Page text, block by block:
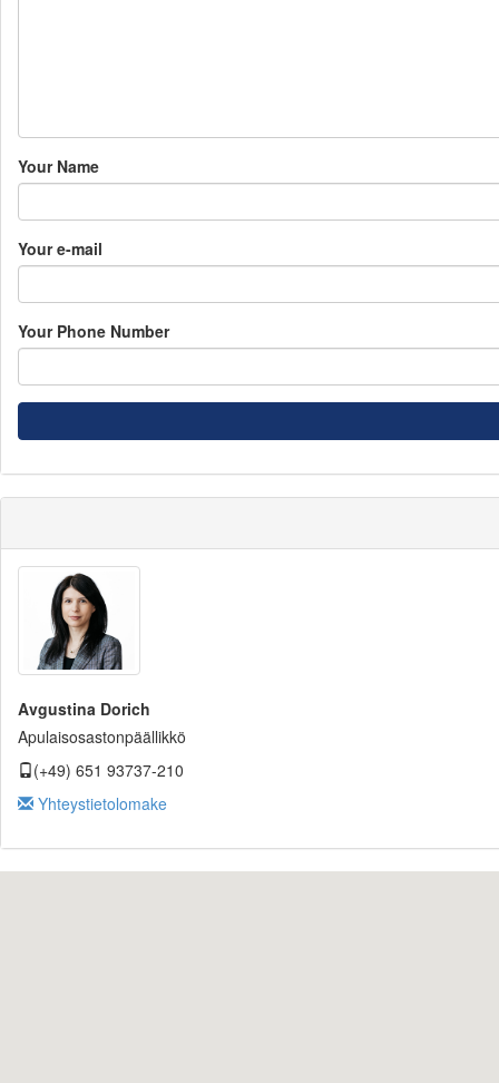
Your Name
Your e-mail
Your Phone Number
Avgustina Dorich
Apulaisosastonpäällikkö
(+49) 651 93737-210
Yhteystietolomake